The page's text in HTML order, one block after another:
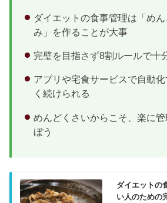
ダイエットの食事管理は「め
み」を作ることが大事
完璧を目指さず8割ルールで十
アプリや宅食サービスで自動
く続けられる
めんどくさいからこそ、楽に
ぼう
ダイエットの
い人のための